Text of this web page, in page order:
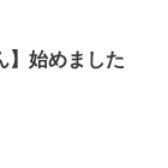
始めました